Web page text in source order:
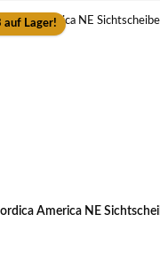
auf Lager!
America NE